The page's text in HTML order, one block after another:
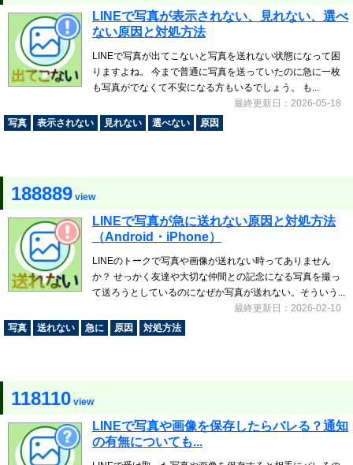
LINEで写真が表示されない、見れない、選べ
ない原因と対処方法
LINEで写真が出てこないと写真を送れない状態になって困
りますよね。 今まで普通に写真を送っていたのに急に一枚
も写真がでなくて不安になる方もいるでしょう。 も...
最終更新日：2026-05-18
写真
表示されない 見れない 選べない 原因
188889 view
LINEで写真が急に送れない原因と対処方法
（Android・iPhone）
LINEのトークで写真や画像が送れない時ってありません
か？ せっかく友達や大切な仲間との記念になる写真を撮っ
て送ろうとしているのになぜか写真が送れない。そういう...
最終更新日：2026-02-10
写真
送れない 急に 原因 対処方法
118110 view
LINEで写真や画像を保存したらバレる？通知
の有無についても...